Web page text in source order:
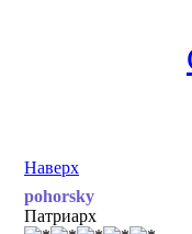
Наверх
pohorsky
Патриарх